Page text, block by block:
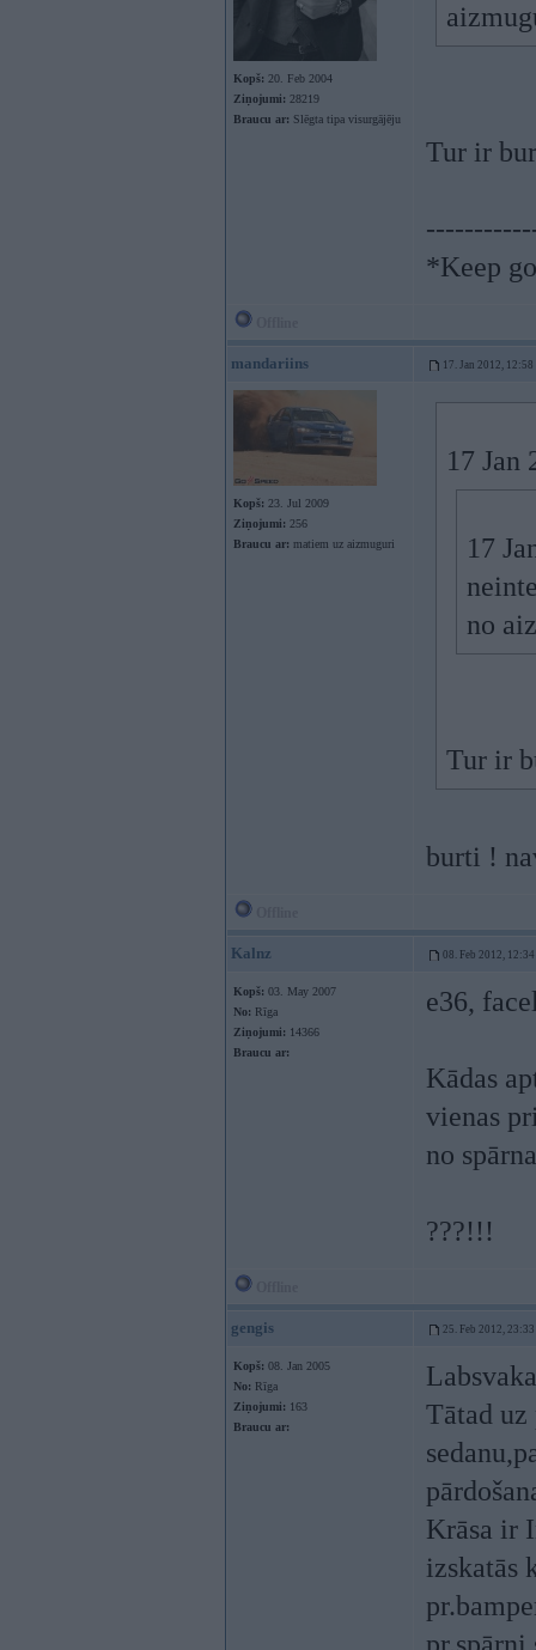
Kopš: 20. Feb 2004
Ziņojumi: 28219
Braucu ar: Slēgta tipa visurgājēju
Tur ir
*Keep
mandariins 17. Jan 2012, 12:58
Kopš: 23. Jul 2009
Ziņojumi: 256
Braucu ar: matiem uz aizmuguri
17 Jan
17
no
Tur ir
burti !
Kalnz 08. Feb 2012, 12:34
Kopš: 03. May 2007
No: Rīga
Ziņojumi: 14366
Braucu ar:
e36,
Kādas
vienas
no
???!!!
gengis 25. Feb 2012, 23:33
Kopš: 08. Jan 2005
No: Rīga
Ziņojumi: 163
Braucu ar:
Tātad
Krāsa ir
izskatās